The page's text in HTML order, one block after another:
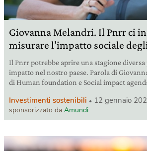
Giovanna Melandri. Il Pnrr ci
misurare l’impatto sociale
Il Pnrr potrebbe aprire una stagione
impatto nel nostro paese. Parola di
di Human foundation e Social impact
Investimenti sostenibili 12 gennaio
sponsorizzato da Amundi